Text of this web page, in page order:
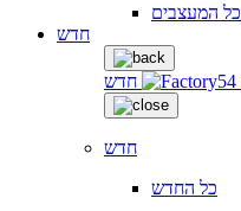
כל המעצבים
חדש
חדש
חדש
כל החדש